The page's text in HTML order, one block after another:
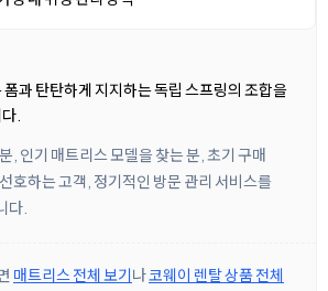
과 탄탄하게 지지하는 독립 스프링의 조합을
.
, 인기 매트리스 모델을 찾는 분, 초기 구매
호하는 고객, 정기적인 방문 관리 서비스를
다.
매트리스 전체 보기나코웨이 렌탈 상품 전체